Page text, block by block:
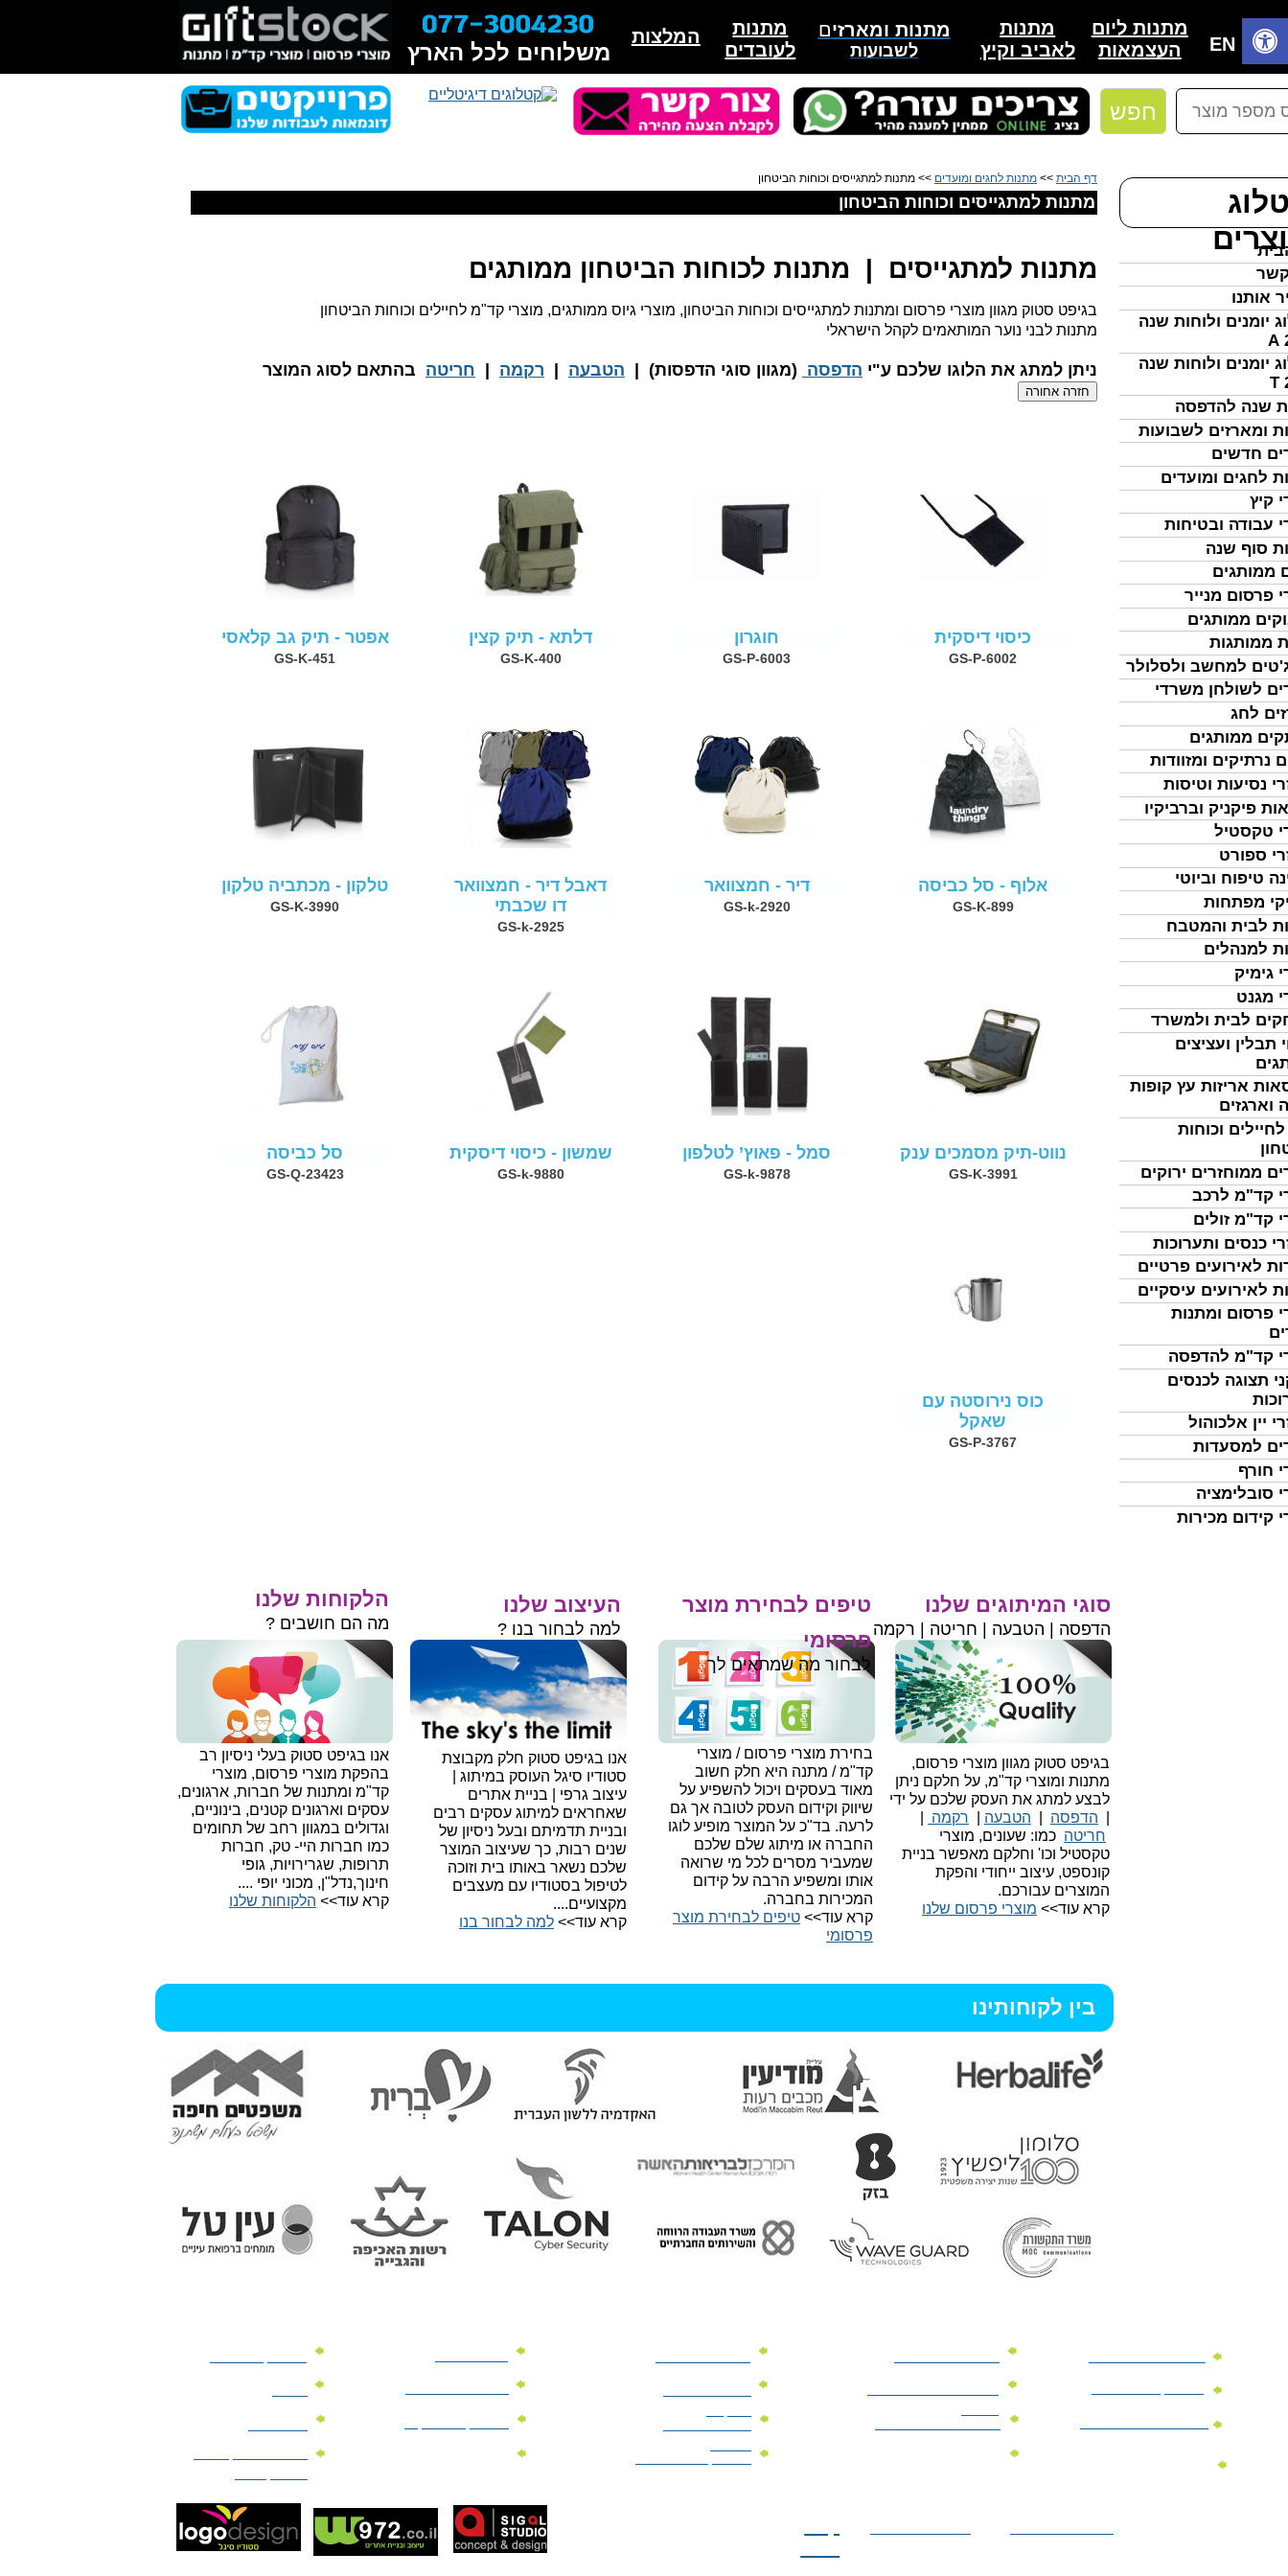
חפש
אותנו
יומנים ולוחות שנה
יומנים ולוחות שנה
שנה להדפסה
ומארזים לשבועות
חדשים
לחגים ומועדים
קיץ
עבודה ובטיחות
סוף שנה
ממותגים
פרסום מנייר
ממותגים
ממותגות
למחשב ולסלולר
לשולחן משרדי
לחג
ממותגים
נרתיקים ומזוודות
נסיעות וטיסות
פיקניק וברביקיו
טקסטיל
ספורט
טיפוח וביוטי
מפתחות
לבית והמטבח
למנהלים
גימיק
מגנט
לבית ולמשרד
תבלין ועציצים
אריזות עץ קופות
וארגזים
לחיילים וכוחות
ממוחזרים ירוקים
קד"מ לרכב
קד"מ זולים
כנסים ותערוכות
לאירועים פרטיים
לאירועים עיסקיים
פרסום ומתנות
קד"מ להדפסה
תצוגה לכנסים
יין אלכוהול
למסעדות
חורף
סובלימציה
קידום מכירות
EN
מתנות
לאביב וקיץ
המלצות
מתנות
לעובדים
מתנות ומארזים
לשבועות
מתנות ליום
העצמאות
משלוחים לכל הארץ
דף הבית >> מתנות לחגים ומועדים >> מתנות למתגייסים וכוחות הביטחון
מתנות למתגייסים וכוחות הביטחון
מתנות למתגייסים | מתנות לכוחות הביטחון ממותגים
בגיפט סטוק מגוון מוצרי פרסום ומתנות למתגייסים וכוחות הביטחון, מוצרי גיוס ממותגים, מוצרי קד"מ לחיילים וכוחות הביטחון
מתנות לבני נוער המותאמים לקהל הישראלי
​ניתן למתג את הלוגו שלכם ע"י הדפסה (מגוון סוגי הדפסות) | הטבעה רקמה חריטה בהתאם לסוג המוצר
כיסוי דיסקית
GS-P-6002
חוגרון
GS-P-6003
דלתא - תיק קצין
GS-K-400
אפטר - תיק גב קלאסי
GS-K-451
אלוף - סל כביסה
GS-K-899
דיר - חמצוואר
GS-k-2920
דאבל דיר - חמצוואר
דו שכבתי
GS-k-2925
טלקון - מכתביה טלקון
GS-K-3990
נווט-תיק מסמכים ענק
GS-K-3991
סמל - פאוץ’ לטלפון
GS-k-9878
שמשון - כיסוי דיסקית
GS-k-9880
סל כביסה
GS-Q-23423
כוס נירוסטה עם
שאקל
GS-P-3767
אנו בגיפט סטוק חלק מקבוצת
סטודיו סיגל העוסק במיתוג |
עיצוב גרפי | בניית אתרים
שאחראים למיתוג עסקים רבים
ובניית תדמיתם ובעל ניסיון של
שנים רבות, כך שעיצוב המוצר
שלכם נשאר באותו בית וזוכה
לטיפול בסטודיו עם מעצבים
מקצועיים....
קרא עוד>> למה לבחור בנו​
בגיפט סטוק מגוון מוצרי פרסום,
מתנות ומוצרי קד"מ, על חלקם ניתן
לבצע למתג את העסק שלכם על ידי
הדפסה הטבעה רקמה
חריטה כמו: שעונים, מוצרי
טקסטיל וכו' וחלקם מאפשר בניית
קונספט, עיצוב ייחודי והפקת
המוצרים עבורכם.
קרא עוד>> מוצרי פרסום שלנו
אנו בגיפט סטוק בעלי ניסיון רב
בהפקת מוצרי פרסום, מוצרי
קד"מ ומתנות של חברות, ארגונים,
עסקים וארגונים קטנים, בינוניים,
וגדולים במגוון רחב של תחומים
כמו חברות היי- טק, חברות
תרופות, שגרירויות, גופי
חינוך,נדל"ן, מכוני יופי ....
קרא עוד>> הלקוחות שלנו
בחירת מוצרי פרסום / מוצרי
קד"מ / מתנה היא חלק חשוב
מאוד בעסקים ויכול להשפיע על
שיווק וקידום העסק לטובה אך גם
לרעה. בד"כ על המוצר מופיע לוגו
החברה או מיתוג שלם שלכם
שמעביר מסרים לכל מי שרואה
אותו ומשפיע הרבה על קידום
המכירות בחברה.
קרא עוד>> טיפים לבחירת מוצר
פרסומי
טיפים לבחירת מוצר
פרסומי
לבחור מה שמתאים לך
העיצוב שלנו
למה לבחור בנו ?
סוגי המיתוגים שלנו
הדפסה | הטבעה | חריטה | רקמה
הלקוחות שלנו
מה הם חושבים ?
בין לקוחותינו